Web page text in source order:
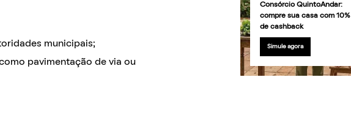
municipais;
pavimentação de via ou
Consórcio QuintoAndar:
compre sua casa com 10%
de cashback
Simule agora